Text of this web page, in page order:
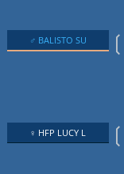
♂ BALISTO SU ❲
♀ HFP LUCY L ❲